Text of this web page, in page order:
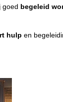
goed begeleid
hulp en